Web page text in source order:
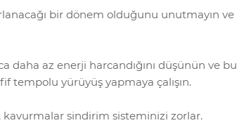
bir dönem olduğunu unutmayın ve
daha az enerji harcandığını düşünün ve bu
tempolu yürüyüş yapmaya çalışın.
sindirim sisteminizi zorlar.